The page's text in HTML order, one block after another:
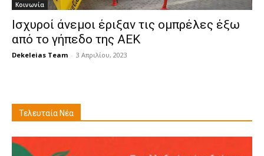
Κοινωνία
Ισχυροί άνεμοι έριξαν τις ομπρέλες έξω
από το γήπεδο της ΑΕΚ
Dekeleias Team - 3 Απριλίου, 2023
Τελευταία Νέα